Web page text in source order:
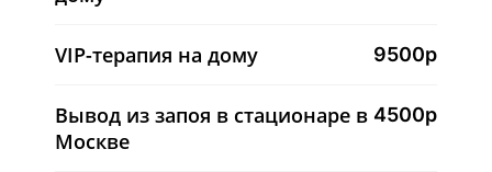
VIP-терапия на дому 9500р
Вывод из запоя в стационаре в
Москве
4500р